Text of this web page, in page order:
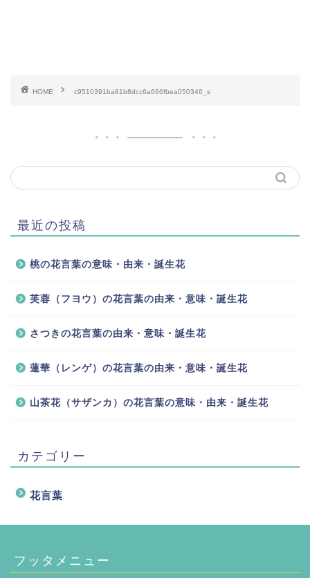
HOME c9510391ba81b8dcc6a666fbea050346_s
最近の投稿
桃の花言葉の意味・由来・誕生花
芙蓉（フヨウ）の花言葉の由来・意味・誕生花
さつきの花言葉の由来・意味・誕生花
蓮華（レンゲ）の花言葉の由来・意味・誕生花
山茶花（サザンカ）の花言葉の意味・由来・誕生花
カテゴリー
花言葉
フッタメニュー